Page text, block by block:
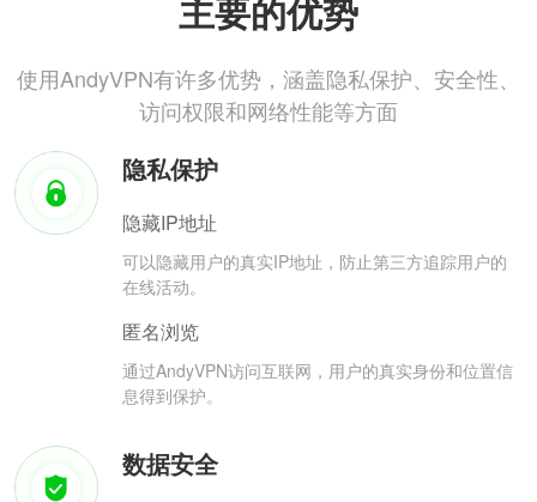
主要的优势
使用AndyVPN有许多优势，涵盖隐私保护、安全性、
访问权限和网络性能等方面
隐私保护
隐藏IP地址
可以隐藏用户的真实IP地址，防止第三方追踪用户的
在线活动。
匿名浏览
通过AndyVPN访问互联网，用户的真实身份和位置信
息得到保护。
数据安全